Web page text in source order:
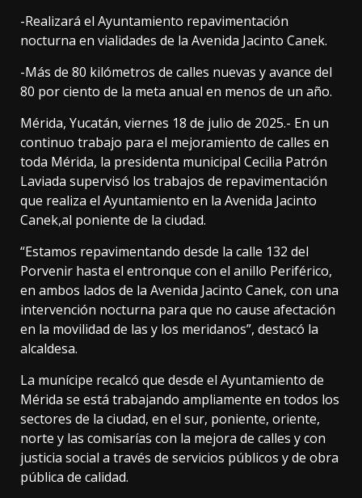
-Realizará el Ayuntamiento repavimentación
nocturna en vialidades de la Avenida Jacinto Canek.
-Más de 80 kilómetros de calles nuevas y avance del
80 por ciento de la meta anual en menos de un año.
Mérida, Yucatán, viernes 18 de julio de 2025.- En un
continuo trabajo para el mejoramiento de calles en
toda Mérida, la presidenta municipal Cecilia Patrón
Laviada supervisó los trabajos de repavimentación
que realiza el Ayuntamiento en la Avenida Jacinto
Canek,al poniente de la ciudad.
“Estamos repavimentando desde la calle 132 del
Porvenir hasta el entronque con el anillo Periférico,
en ambos lados de la Avenida Jacinto Canek, con una
intervención nocturna para que no cause afectación
en la movilidad de las y los meridanos”, destacó la
alcaldesa.
La munícipe recalcó que desde el Ayuntamiento de
Mérida se está trabajando ampliamente en todos los
sectores de la ciudad, en el sur, poniente, oriente,
norte y las comisarías con la mejora de calles y con
justicia social a través de servicios públicos y de obra
pública de calidad.